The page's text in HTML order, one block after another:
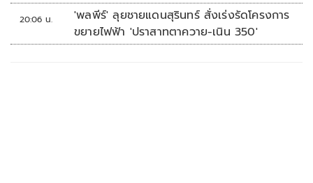
20:06 น.
'พลพีร์' ลุยชายแดนสุรินทร์ สั่งเร่งรัดโครงการ
ขยายไฟฟ้า 'ปราสาทตาควาย-เนิน 350'